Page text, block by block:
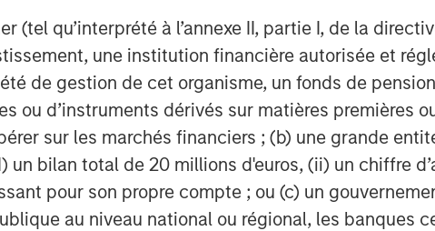
(tel qu’interprété à l’annexe II, partie I, de la
une institution financière autorisée et
de gestion de cet organisme, un fonds de
ou d’instruments dérivés sur matières premières
sur les marchés financiers ; (b) une grande
un bilan total de 20 millions d'euros, (ii) un chiffre
pour son propre compte ; ou (c) un
au niveau national ou régional, les banques
with approximately $17 billion
Founded in 2006, MSIP
40 investments across
transition and utilities. MSIP
goods and services with the
asset management. For
Infrastructure Partners, please